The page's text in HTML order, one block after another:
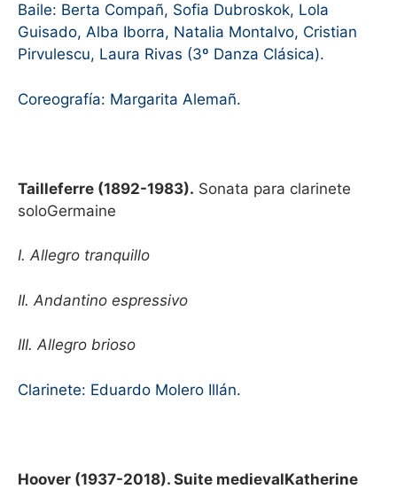
Baile: Berta Compañ, Sofia Dubroskok, Lola
Guisado, Alba Iborra, Natalia Montalvo, Cristian
Pirvulescu, Laura Rivas (3º Danza Clásica).
Coreografía: Margarita Alemañ.
Tailleferre (1892-1983). Sonata para clarinete
soloGermaine
I. Allegro tranquillo
II. Andantino espressivo
III. Allegro brioso
Clarinete: Eduardo Molero Illán.
Hoover (1937-2018). Suite medievalKatherine